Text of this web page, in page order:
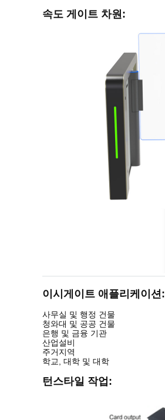
속도 게이트 차원:
이시게이트 애플리케이션:
사무실 및 행정 건물
청와대 및 공공 건물
은행 및 금융 기관
산업설비
주거지역
학교, 대학 및 대학
턴스타일 작업: